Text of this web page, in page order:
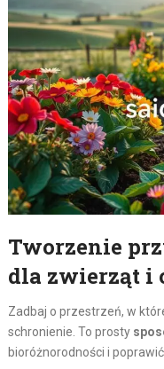
Tworzenie
dla zwierząt i
Zadbaj o przestrzeń, w
schronienie. To prosty
bioróżnorodności i